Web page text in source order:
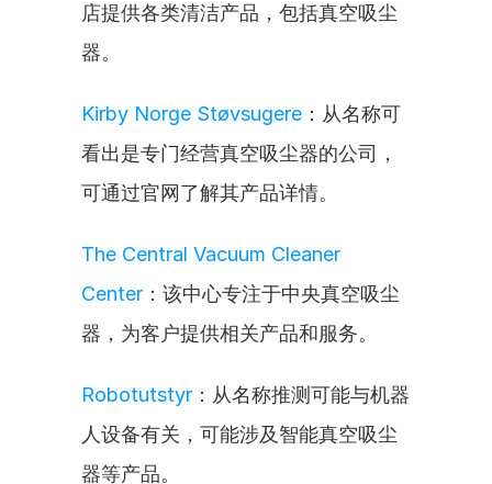
店提供各类清洁产品，包括真空吸尘
器。
Kirby Norge Støvsugere ：从名称可
看出是专门经营真空吸尘器的公司，
可通过官网了解其产品详情。
The Central Vacuum Cleaner
Center ：该中心专注于中央真空吸尘
器，为客户提供相关产品和服务。
Robotutstyr ：从名称推测可能与机器
人设备有关，可能涉及智能真空吸尘
器等产品。